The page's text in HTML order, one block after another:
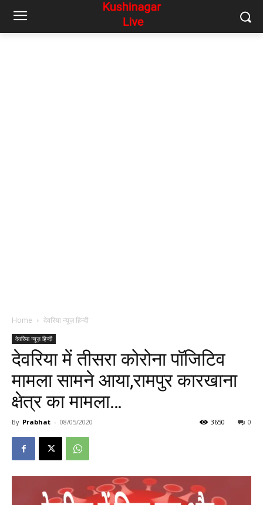
Home देवरिया न्यूज़ हिन्दी
देवरिया न्यूज़ हिन्दी
देवरिया में तीसरा कोरोना पॉजिटिव
मामला सामने आया,रामपुर कारखाना
क्षेत्र का मामला…
By Prabhat - 08/05/2020 0
3650